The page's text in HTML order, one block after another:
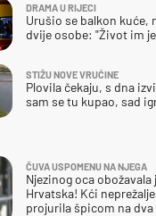
DRAMA U RIJECI
Urušio se balkon kuće,
dvije osobe: "Život im
STIŽU NOVE VRUĆINE
Plovila čekaju, s dna
sam se tu kupao, sad
ČUVA USPOMENU NA NJEGA
Njezinog oca obožavala
Hrvatska! Kći
projurila špicom na